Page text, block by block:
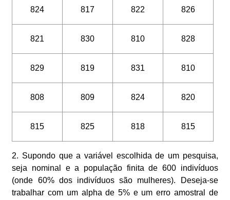
824 817 822 826
821 830 810 828
829 819 831 810
808 809 824 820
815 825 818 815
2. Supondo que a variável escolhida de um pesquisa,
seja nominal e a população finita de 600 indivíduos
(onde 60% dos indivíduos são mulheres). Deseja-se
trabalhar com um alpha de 5% e um erro amostral de